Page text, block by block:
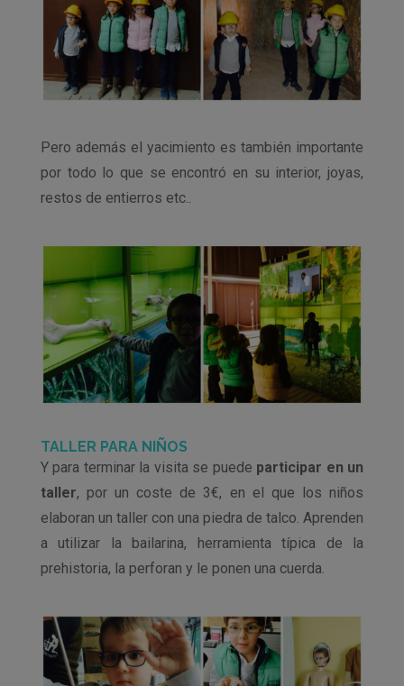
Pero además el yacimiento es también importante
por todo lo que se encontró en su interior, joyas,
restos de entierros etc..
TALLER PARA NIÑOS
Y para terminar la visita se puede participar en un
taller, por un coste de 3€, en el que los niños
elaboran un taller con una piedra de talco. Aprenden
a utilizar la bailarina, herramienta típica de la
prehistoria, la perforan y le ponen una cuerda.